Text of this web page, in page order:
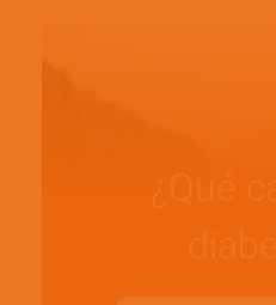
¿Qué